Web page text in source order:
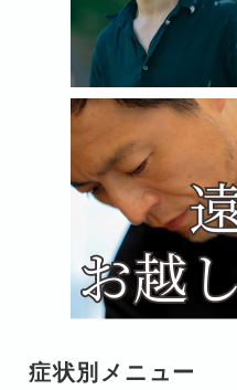
症状別メニュー